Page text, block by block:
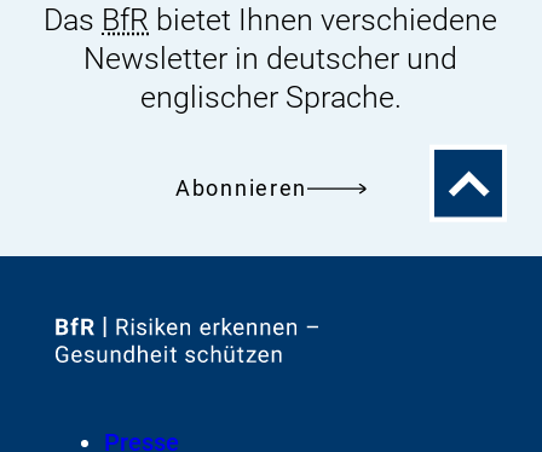
Das BfR bietet Ihnen verschiedene
Newsletter in deutscher und
englischer Sprache.
Abonnieren
Zum
Zur
FooterPresse